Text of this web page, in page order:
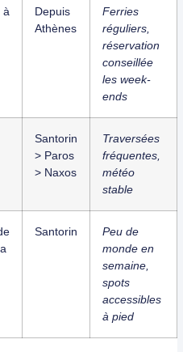
à
Depuis
Athènes
Ferries
réguliers,
réservation
conseillée
les week-
ends
Santorin
> Paros
> Naxos
Traversées
fréquentes,
météo
stable
Santorin
Peu de
monde en
semaine,
spots
accessibles
à pied